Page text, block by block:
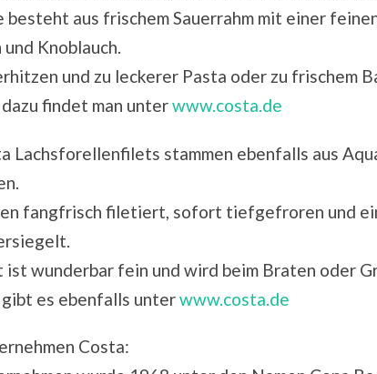
besteht aus frischem Sauerrahm mit einer
Knoblauch.
und zu leckerer Pasta oder zu frischem
findet man unterwww.costa.de
Lachsforellenfilets stammen ebenfalls aus
fangfrisch filetiert, sofort tiefgefroren und
ist wunderbar fein und wird beim Braten oder
es ebenfalls unterwww.costa.de
Costa: